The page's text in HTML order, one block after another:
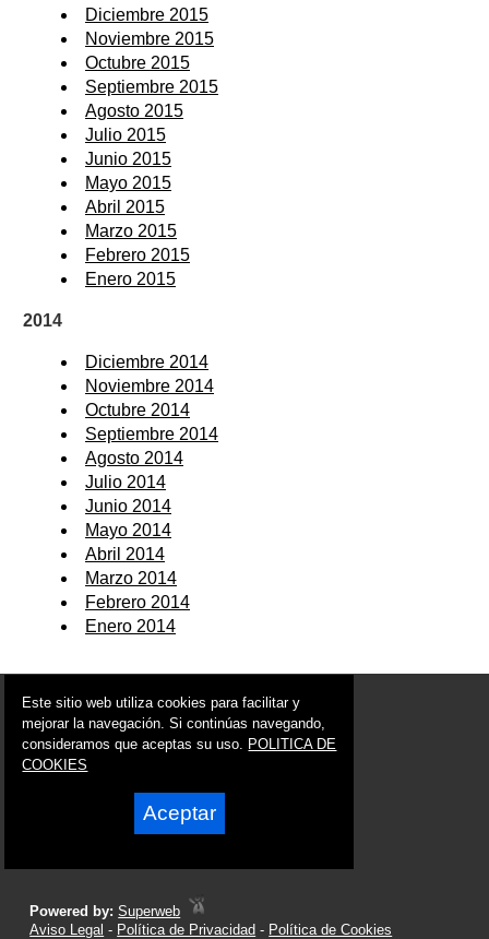
Diciembre 2015
Noviembre 2015
Octubre 2015
Septiembre 2015
Agosto 2015
Julio 2015
Junio 2015
Mayo 2015
Abril 2015
Marzo 2015
Febrero 2015
Enero 2015
2014
Diciembre 2014
Noviembre 2014
Octubre 2014
Septiembre 2014
Agosto 2014
Julio 2014
Junio 2014
Mayo 2014
Abril 2014
Marzo 2014
Febrero 2014
Enero 2014
© 2006 - 2026 Portal de Ulea Noticias
info@portaldeulea.es
Síguenos en:
Powered by:Superweb
Aviso Legal - Política de Privacidad - Política de Cookies
Este sitio web utiliza cookies para facilitar y
mejorar la navegación. Si continúas navegando,
consideramos que aceptas su uso. POLITICA DE
COOKIES
Aceptar